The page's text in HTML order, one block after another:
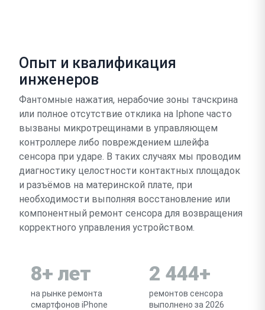
Опыт и квалификация
инженеров
Фантомные нажатия, нерабочие зоны тачскрина
или полное отсутствие отклика на Iphone часто
вызваны микротрещинами в управляющем
контроллере либо повреждением шлейфа
сенсора при ударе. В таких случаях мы проводим
диагностику целостности контактных площадок
и разъёмов на материнской плате, при
необходимости выполняя восстановление или
компонентный ремонт сенсора для возвращения
корректного управления устройством.
8+ лет
на рынке ремонта
смартфонов iPhone
2 444+
ремонтов сенсора
выполнено за 2026